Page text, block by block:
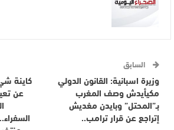
السابق
وزيرة اسبانية: القانون الدولي
مكيأيدش وصف المغرب
بـ”المحتل” وبايدن مغديش
إتراجع عن قرار ترامب..
كاينة
عن